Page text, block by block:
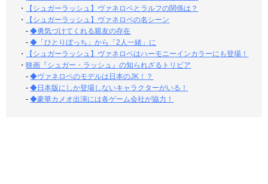
・
【シュガーラッシュ】ヴァネロペとラルフの関係は？
・
【シュガーラッシュ】ヴァネロペの名シーン
-◆勇気づけてくれる親友の存在
-◆「ひとりぼっち」から「2人一緒」に
・
【シュガーラッシュ】ヴァネロペはハーモニーインカラーにも登場！
・映画『シュガー・ラッシュ』の知られざるトリビア
-◆ヴァネロペのモデルは日本のJK！？
-◆日本版にしか登場しないキャラクターがいる！
-◆豪華カメオ出演には各ゲーム会社が協力！